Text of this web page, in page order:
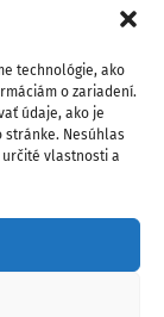
technológie, ako
o zariadení.
údaje, ako je
Nesúhlas
vlastnosti a